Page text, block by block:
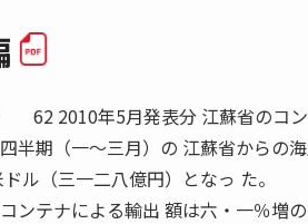
62 2010年5月発表分 江蘇省のコ
半期（一〜三月）の 江蘇省からの
ル（三一二八億円）となっ た。
ンテナによる輸出 額は六・一％増